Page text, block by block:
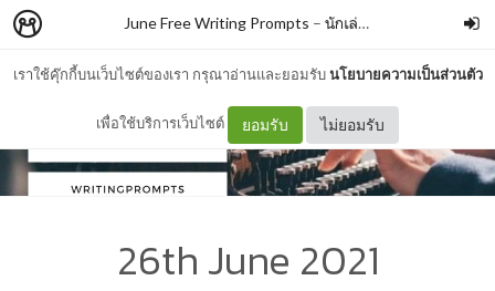
เราใช้คุ๊กกี้บนเว็บไซต์ของเรา กรุณาอ่านและยอมรับนโยบายความเป็นส่วนตัว
เพื่อใช้บริการเว็บไซต์ ยอมรับ ไม่ยอมรับ
June Free Writing Prompts – นักเล่าเรื่อง
26th June 2021